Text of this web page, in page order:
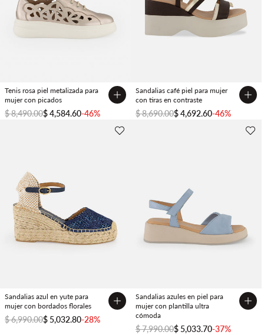
Tenis rosa piel metalizada para
mujer con picados
$ 8,490.00$ 4,584.60-46%
Sandalias café piel para mujer
con tiras en contraste
$ 8,690.00$ 4,692.60-46%
Sandalias azul en yute para
mujer con bordados florales
$ 6,990.00$ 5,032.80-28%
Sandalias azules en piel para
mujer con plantilla ultra
cómoda
$ 7,990.00$ 5,033.70-37%